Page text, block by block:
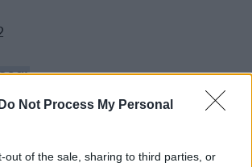
Do Not Process My Personal
out of the sale, sharing to third parties, or
επίθεσης του
ισραηλινός, δείτε βίντεο